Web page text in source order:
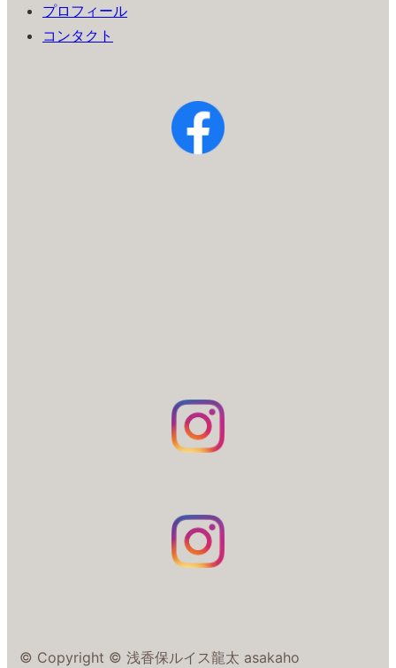
プロフィール
コンタクト
© Copyright © 浅香保ルイス龍太 asakaho